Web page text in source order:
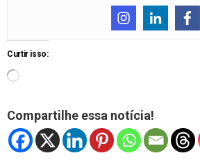
Curtir isso:
Compartilhe essa notícia!